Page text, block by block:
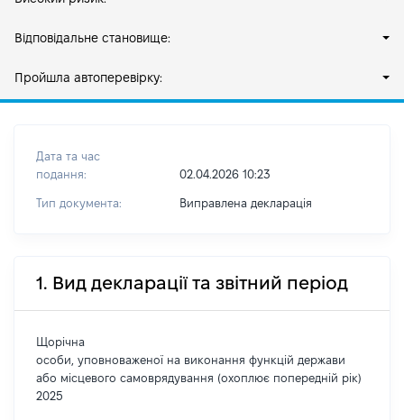
Відповідальне становище:
Пройшла автоперевірку:
Дата та час
подання:
02.04.2026 10:23
Тип документа: Виправлена декларація
1. Вид декларації та звітний період
Щорічна
особи, уповноваженої на виконання функцій держави
або місцевого самоврядування (охоплює попередній рік)
2025